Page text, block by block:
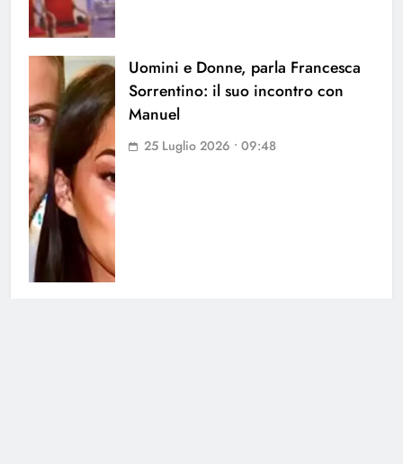
Uomini e Donne, parla Francesca
Sorrentino: il suo incontro con
Manuel
25 Luglio 2026 • 09:48